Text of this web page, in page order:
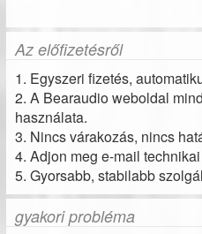
Az előfizetésről
1. Egyszeri fizetés,
2. A Bearaudio weboldal
használata.
3. Nincs várakozás, nincs
4. Adjon meg e-mail
5. Gyorsabb, stabilabb
gyakori probléma